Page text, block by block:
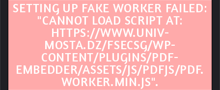
SETTING UP FAKE WORKER FAILED:
"CANNOT LOAD SCRIPT AT:
HTTPS://WWW.UNIV-
MOSTA.DZ/FSECSG/WP-
CONTENT/PLUGINS/PDF-
EMBEDDER/ASSETS/JS/PDFJS/PDF.
WORKER.MIN.JS".